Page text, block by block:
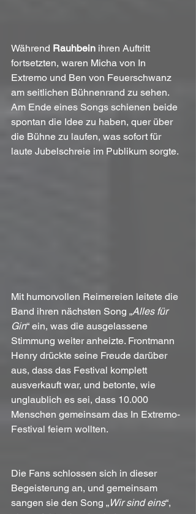
Während Rauhbein ihren Auftritt
fortsetzten, waren Micha von In
Extremo und Ben von Feuerschwanz
am seitlichen Bühnenrand zu sehen.
Am Ende eines Songs schienen beide
spontan die Idee zu haben, quer über
die Bühne zu laufen, was sofort für
laute Jubelschreie im Publikum sorgte.
Mit humorvollen Reimereien leitete die
Band ihren nächsten Song „Alles für
Gin“ ein, was die ausgelassene
Stimmung weiter anheizte. Frontmann
Henry drückte seine Freude darüber
aus, dass das Festival komplett
ausverkauft war, und betonte, wie
unglaublich es sei, dass 10.000
Menschen gemeinsam das In Extremo-
Festival feiern wollten.
Die Fans schlossen sich in dieser
Begeisterung an, und gemeinsam
sangen sie den Song „Wir sind eins“,